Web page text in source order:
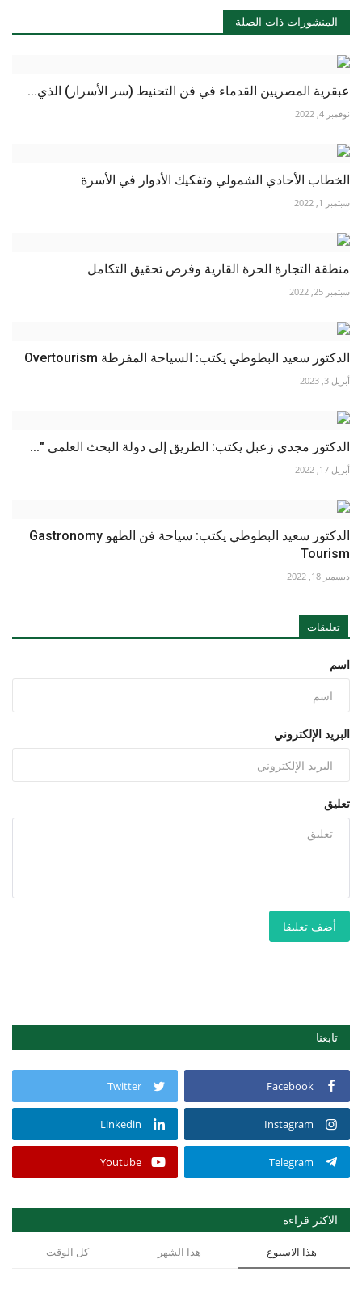
المنشورات ذات الصلة
عبقرية المصريين القدماء في فن التحنيط (سر الأسرار) الذي...
نوفمبر 4, 2022
الخطاب الأحادي الشمولي وتفكيك الأدوار في الأسرة
سبتمبر 1, 2022
منطقة التجارة الحرة القارية وفرص تحقيق التكامل
سبتمبر 25, 2022
الدكتور سعيد البطوطي يكتب: السياحة المفرطة Overtourism
أبريل 3, 2023
الدكتور مجدي زعبل يكتب: الطريق إلى دولة البحث العلمى "...
أبريل 17, 2022
الدكتور سعيد البطوطي يكتب: سياحة فن الطهو Gastronomy
Tourism
ديسمبر 18, 2022
تعليقات
اسم
البريد الإلكتروني
تعليق
أضف تعليقا
تابعنا
Facebook
Twitter
Instagram
Linkedin
Telegram
Youtube
الاكثر قراءة
هذا الاسبوع هذا الشهر كل الوقت